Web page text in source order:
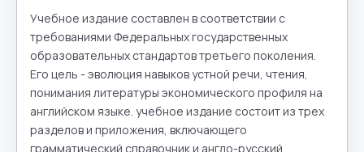
Учебное издание составлен в соответствии с
требованиями Федеральных государственных
образовательных стандартов третьего поколения.
Его цель - эволюция навыков устной речи, чтения,
понимания литературы экономического профиля на
английском языке. учебное издание состоит из трех
разделов и приложения, включающего
грамматический справочник и англо-русский